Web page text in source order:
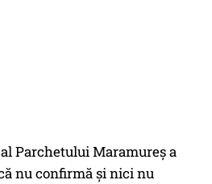
Parchetului Maramureş a
nu confirmă şi nici nu